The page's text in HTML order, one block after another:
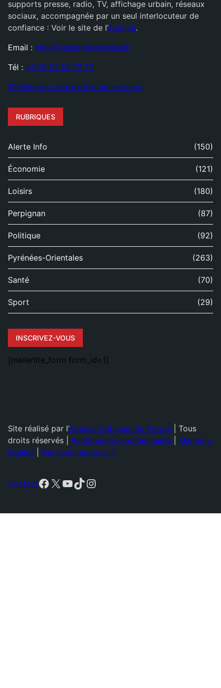
supports presse, radio, TV, affichage urbain, réseaux
sociaux, accompagnée par un seul interlocuteur de
confiance : Voir le site de l’Agence.
Email : mail@catalanedepresse.fr
Tél : +336 52 62 77 77
Téléchargez notre offre de services
RUBRIQUES
Alerte Info (150)
Économie (121)
Loisirs (180)
Perpignan (87)
Politique (92)
Pyrénées-Orientales (263)
Santé (70)
Sport (29)
INSCRIVEZ-VOUS
[mailerlite_form form_id=1]
Site réalisé par l’Agence Catalane de Presse | Tous
droits réservés | Politique de confidentialité
Mentions
légales
Qui sommes-nous ?
ContactFacebook
X YouTube
TikTok
Instagram